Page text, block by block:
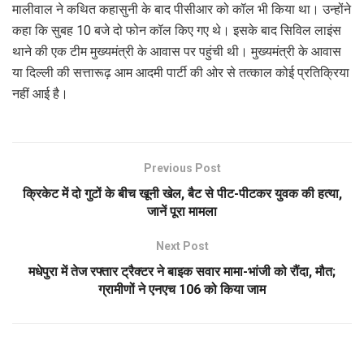
मालीवाल ने कथित कहासुनी के बाद पीसीआर को कॉल भी किया था। उन्होंने
कहा कि सुबह 10 बजे दो फोन कॉल किए गए थे। इसके बाद सिविल लाइंस
थाने की एक टीम मुख्यमंत्री के आवास पर पहुंची थी। मुख्यमंत्री के आवास
या दिल्ली की सत्तारूढ़ आम आदमी पार्टी की ओर से तत्काल कोई प्रतिक्रिया
नहीं आई है।
Previous Post
क्रिकेट में दो गुटों के बीच खूनी खेल, बैट से पीट-पीटकर युवक की हत्या,
जानें पूरा मामला
Next Post
मधेपुरा में तेज रफ्तार ट्रैक्टर ने बाइक सवार मामा-भांजी को रौंदा, मौत;
ग्रामीणों ने एनएच 106 को किया जाम